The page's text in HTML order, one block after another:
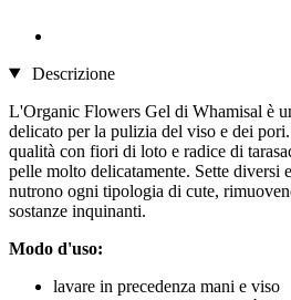
Descrizione
L'Organic Flowers Gel di Whamisal è
delicato per la pulizia del viso e dei
qualità con fiori di loto e radice di
pelle molto delicatamente. Sette diversi
nutrono ogni tipologia di cute,
sostanze inquinanti.
Modo d'uso:
lavare in precedenza mani e viso